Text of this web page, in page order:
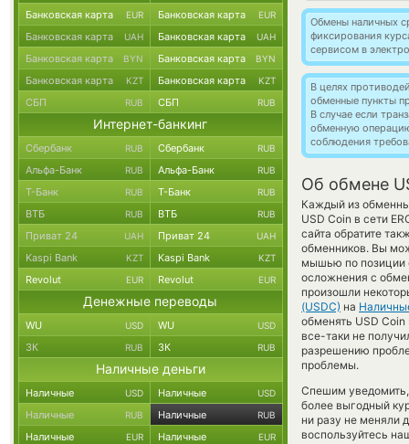
Обмены наличных
фиксирования
сервисом в
В целях
обменные пункты
В случае если
обменную
соблюдения
Об обмене
Каждый из
USD Coin в сети
сайта обратите
обменников. Вы
мышью по позиции
осложнения с
произошли
(USDC) на
обменять USD
все-таки не
разрешению
проблемы.
Спешим
более выгодный
ни разу не меняли
воспользуйтесь
Банковская карта EUR Банковская карта EUR
Банковская карта UAH Банковская карта UAH
Банковская карта BYN Банковская карта BYN
Банковская карта KZT Банковская карта KZT
СБП RUB СБП RUB
Интернет-банкинг
Сбербанк RUB Сбербанк RUB
Альфа-Банк RUB Альфа-Банк RUB
Т-Банк RUB Т-Банк RUB
ВТБ RUB ВТБ RUB
Приват 24 UAH Приват 24 UAH
Kaspi Bank KZT Kaspi Bank KZT
Revolut EUR Revolut EUR
Денежные переводы
WU USD WU USD
ЗК RUB ЗК RUB
Наличные деньги
Наличные USD Наличные USD
Наличные RUB Наличные RUB
Наличные EUR Наличные EUR